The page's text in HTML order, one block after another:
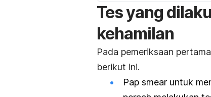
Tes yang
kehamilan
Pada pemeriksaan
berikut ini.
Pap smear untuk